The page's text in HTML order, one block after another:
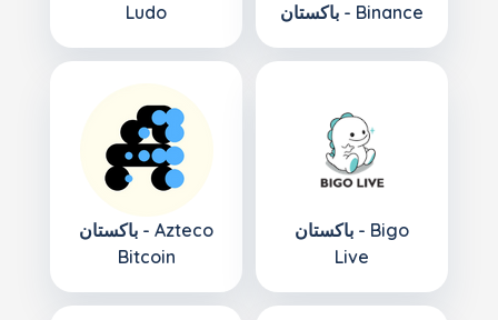
Ludo
باكستان - Binance
باكستان - Azteco
Bitcoin
باكستان - Bigo
Live